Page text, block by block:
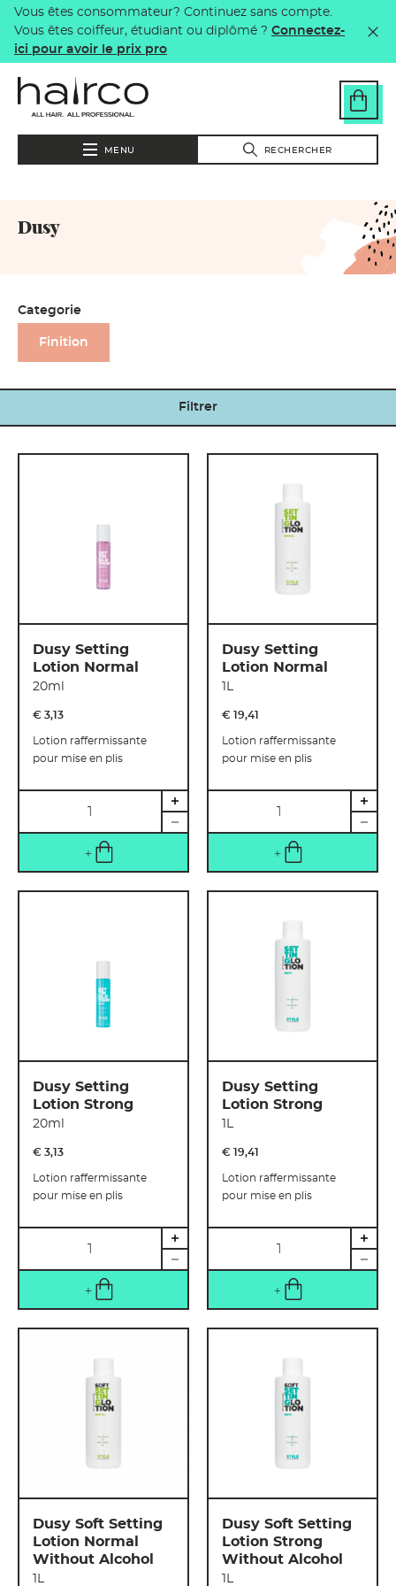
Aller au contenu principal
Vous êtes consommateur? Continuez sans compte.
Vous êtes coiffeur, étudiant ou diplômé ? Connectez-
ici pour avoir le prix pro
MENU RECHERCHER
Dusy
Categorie
Finition
Filtrer
Dusy Setting
Lotion Normal
20ml
€ 3,13
Lotion raffermissante
pour mise en plis
Dusy Setting
Lotion Normal
1L
€ 19,41
Lotion raffermissante
pour mise en plis
Dusy Setting
Lotion Strong
20ml
€ 3,13
Lotion raffermissante
pour mise en plis
Dusy Setting
Lotion Strong
1L
€ 19,41
Lotion raffermissante
pour mise en plis
Dusy Soft Setting
Lotion Normal
Without Alcohol
1L
Dusy Soft Setting
Lotion Strong
Without Alcohol
1L